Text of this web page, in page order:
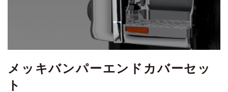
メッキバンパーエンドカバーセッ
ト